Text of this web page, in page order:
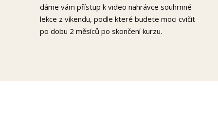
dáme vám přístup k video nahrávce souhrnné
lekce z víkendu, podle které budete moci cvičit
po dobu 2 měsíců po skončení kurzu.